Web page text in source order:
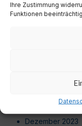
Ihre Zustimmung
Funktionen
Oktober 2024
September 2024
Februar 2024
Dezember 2023